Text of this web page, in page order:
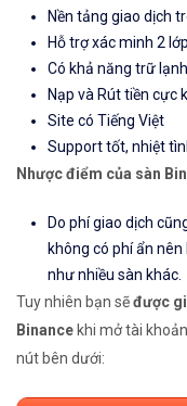
Nền tảng giao dịch
Hỗ trợ xác minh 2
Có khả năng trữ
Nạp và Rút tiền cực
Site có Tiếng Việt
Support tốt, nhiệt
Nhược điểm của sàn
Do phí giao dịch
không có phí ẩn
như nhiều sàn khác.
Tuy nhiên bạn sẽđược
Binance khi mở tài
nút bên dưới: